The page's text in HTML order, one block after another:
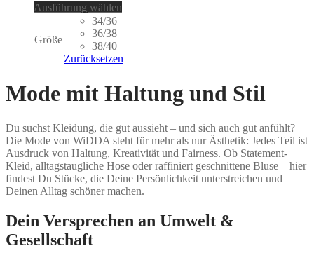
Ausführung wählen
Varianten
Optionen
der
Produktseite
gewählt
werden
Größe
34/36
36/38
38/40
Zurücksetzen
Mode mit Haltung und Stil
Du suchst Kleidung, die gut aussieht – und sich auch gut anfühlt?
Die Mode von WiDDA steht für mehr als nur Ästhetik: Jedes Teil ist
Ausdruck von Haltung, Kreativität und Fairness. Ob Statement-
Kleid, alltagstaugliche Hose oder raffiniert geschnittene Bluse – hier
findest Du Stücke, die Deine Persönlichkeit unterstreichen und
Deinen Alltag schöner machen.
Dein Versprechen an Umwelt &
Gesellschaft